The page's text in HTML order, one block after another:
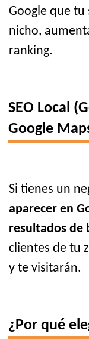
Google que
nicho,
ranking.
SEO Local
Google
Si tienes un
aparecer en
resultados de
clientes de tu
y te visitarán.
¿Por qué